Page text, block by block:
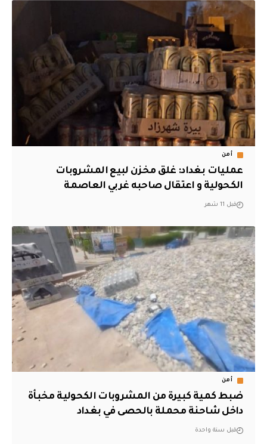
أمن
عمليات بغداد: غلق مخزن لبيع المشروبات
الكحولية و اعتقال صاحبه غربي العاصمة
قبل 11 شهر
أمن
ضبط كمية كبيرة من المشروبات الكحولية مخبأة
داخل شاحنة محملة بالحصى في بغداد
قبل سنة واحدة